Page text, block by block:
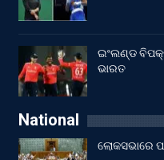
ଇଂଲଣ୍ଡ
ଭାରତ
National
ଲୋକସଭାରେ